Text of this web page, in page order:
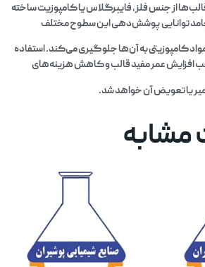
قالب‌ها از جنس فلز، فایبرگلاس یا کامپوزیت ساخته
توانایی پوشش‌دهی این سطوح مختلف
مواد کامپوزیتی به آن‌ها جلوگیری می‌کند. استفاده
افزایش عمر مفید قالب و کاهش هزینه‌های
یا تعویض آن خواهد شد.